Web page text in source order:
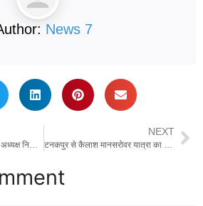
News 7
NEXT